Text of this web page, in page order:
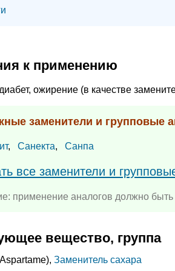
к применению
ожирение (в качестве
заменители и групповые
, Санекта, Санпа
все заменители и
применение аналогов должно
вещество, группа
Заменитель сахара